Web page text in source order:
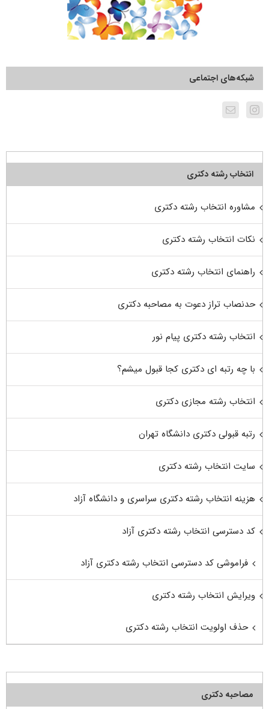
شبکه‌های اجتماعی
انتخاب رشته دکتری
مشاوره انتخاب رشته دکتری
نکات انتخاب رشته دکتری
راهنمای انتخاب رشته دکتری
حدنصاب تراز دعوت به مصاحبه دکتری
انتخاب رشته دکتری پیام نور
با چه رتبه ای دکتری کجا قبول میشم؟
انتخاب رشته مجازی دکتری
رتبه قبولی دکتری دانشگاه تهران
سایت انتخاب رشته دکتری
هزینه انتخاب رشته دکتری سراسری و دانشگاه آزاد
کد دسترسی انتخاب رشته دکتری آزاد
فراموشی کد دسترسی انتخاب رشته دکتری آزاد
ویرایش انتخاب رشته دکتری
حذف اولویت انتخاب رشته دکتری
مصاحبه دکتری